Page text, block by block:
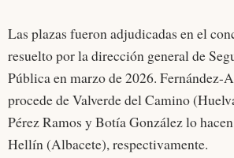
Las plazas fueron adjudicadas en el
resuelto por la dirección general de
Pública en marzo de 2026. Fernández-
procede de Valverde del Camino
Pérez Ramos y Botía González lo
Hellín (Albacete), respectivamente.